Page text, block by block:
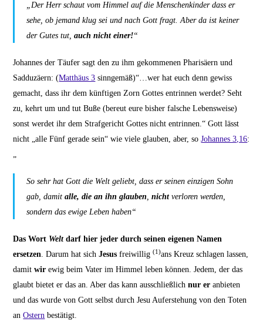
„Der Herr schaut vom Himmel auf die Menschenkinder dass er
sehe, ob jemand klug sei und nach Gott fragt. Aber da ist keiner
der Gutes tut,auch nicht einer!“
Johannes der Täufer sagt den zu ihm gekommenen Pharisäern und
Sadduzäern: (Matthäus 3 sinngemäß)“…wer hat euch denn gewiss
gemacht, dass ihr dem künftigen Zorn Gottes entrinnen werdet? Seht
zu, kehrt um und tut Buße (bereut eure bisher falsche Lebensweise)
sonst werdet ihr dem Strafgericht Gottes nicht entrinnen.“ Gott lässt
nicht „alle Fünf gerade sein“ wie viele glauben, aber, soJohannes 3,16:
„
So sehr hat Gott die Welt geliebt, dass er seinen einzigen Sohn
gab, damitalle, die an ihn glauben,nichtverloren werden,
sondern das ewige Leben haben“
Das Wort Weltdarf hier jeder durch seinen eigenen Namen
ersetzen. Darum hat sich Jesus freiwillig(1)ans Kreuz schlagen lassen,
damitwir ewig beim Vater im Himmel leben können. Jedem, der das
glaubt bietet er das an. Aber das kann ausschließlichnur er anbieten
und das wurde von Gott selbst durch Jesu Auferstehung von den Toten
anOstern bestätigt.